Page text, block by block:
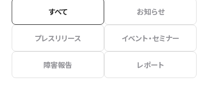
すべて お知らせ
プレスリリース イベント・セミナー
障害報告 レポート